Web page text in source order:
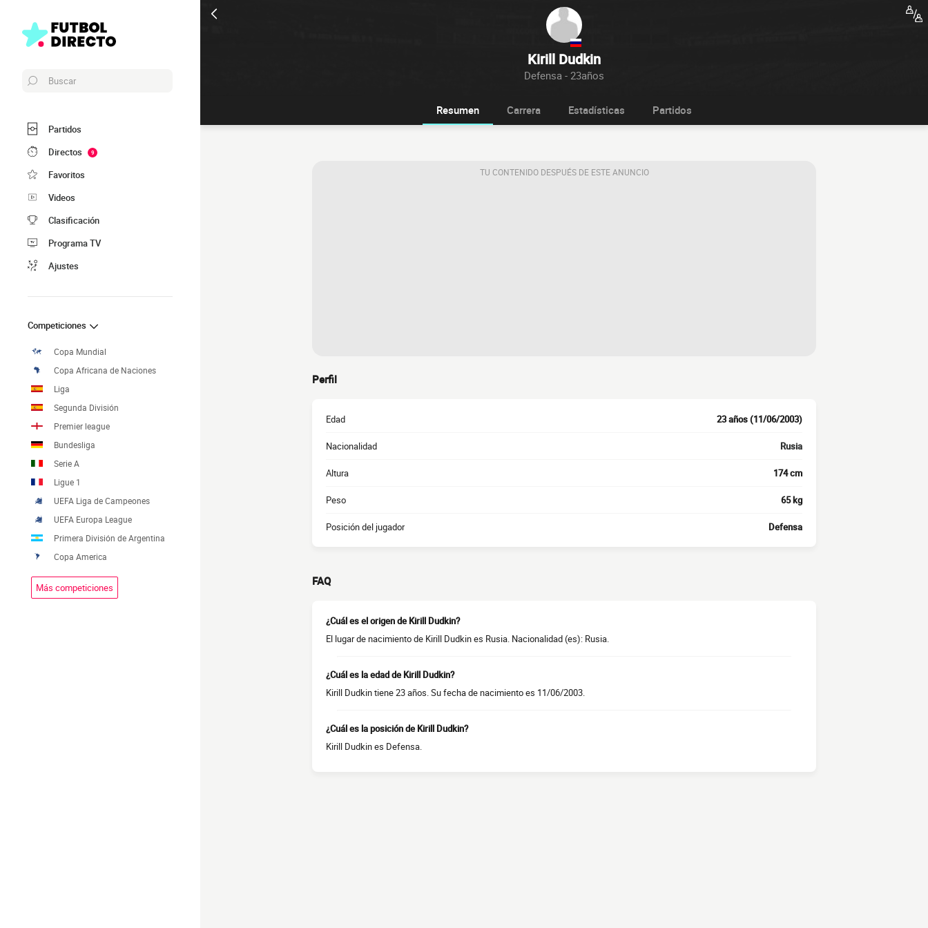
Kirill Dudkin
Defensa - 23años
Buscar
Partidos
Directos
9
Favoritos
Videos
Clasificación
Programa TV
Ajustes
Competiciones
Copa Mundial
Copa Africana de Naciones
Liga
Segunda División
Premier league
Bundesliga
Serie A
Ligue 1
UEFA Liga de Campeones
UEFA Europa League
Primera División de Argentina
Copa America
Más competiciones
Resumen Carrera Estadísticas Partidos
TU CONTENIDO DESPUÉS DE ESTE ANUNCIO
Perfil
Edad 23 años (11/06/2003)
Nacionalidad Rusia
Altura 174 cm
Peso 65 kg
Posición del jugador Defensa
FAQ
¿Cuál es el origen de Kirill Dudkin?
El lugar de nacimiento de Kirill Dudkin es Rusia. Nacionalidad (es): Rusia.
¿Cuál es la edad de Kirill Dudkin?
Kirill Dudkin tiene 23 años. Su fecha de nacimiento es 11/06/2003.
¿Cuál es la posición de Kirill Dudkin?
Kirill Dudkin es Defensa.